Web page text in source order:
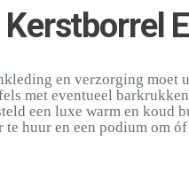
Kerstborrel
en verzorging
met eventueel
een luxe warm en koud
te huur en een podium om